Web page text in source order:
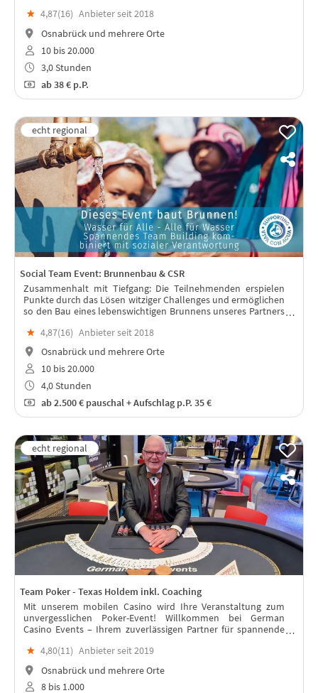
Erinnerungsfotos & -videos.
★ 4,87(16) Anbieter seit 2018
Osnabrück und mehrere Orte
10 bis 20.000
3,0 Stunden
ab38 € p.P.
Social Team Event: Brunnenbau & CSR
Zusammenhalt mit Tiefgang: Die Teilnehmenden erspielen
Punkte durch das Lösen witziger Challenges und ermöglichen
so den Bau eines lebenswichtigen Brunnens unseres Partners
★ 4,87(16) Anbieter seit 2018
Osnabrück und mehrere Orte
10 bis 20.000
4,0 Stunden
ab2.500 € pauschal + Aufschlag p.P. 35 €
Team Poker - Texas Holdem inkl. Coaching
Mit unserem mobilen Casino wird Ihre Veranstaltung zum
unvergesslichen Poker-Event! Willkommen bei German
Casino Events – Ihrem zuverlässigen Partner für spannende
Firmenevents und privaten Feiern.
★ 4,80(11) Anbieter seit 2019
Osnabrück und mehrere Orte
8 bis 1.000